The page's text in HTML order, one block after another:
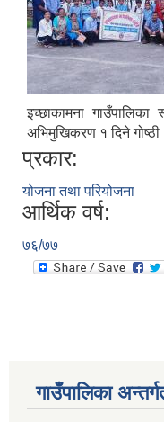
इच्छाकामना
अभिमुखिकरण १ दिने गोष्ठी
प्रकार:
योजना तथा परियोजना
आर्थिक वर्ष:
७६/७७
गाउँपालिका